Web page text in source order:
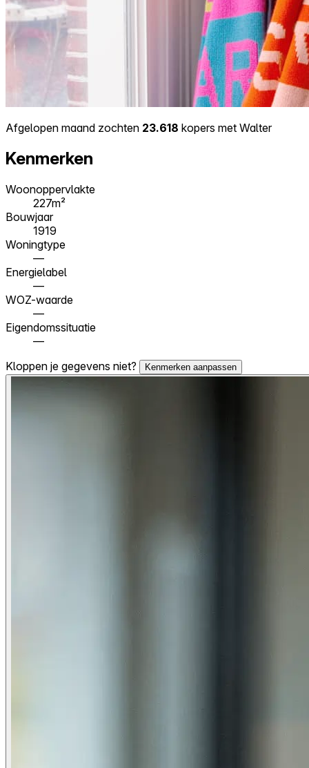
Afgelopen maand zochten 23.618 kopers met Walter
Kenmerken
Woonoppervlakte
227m²
Bouwjaar
1919
Woningtype
—
Energielabel
—
WOZ-waarde
—
Eigendomssituatie
—
Kloppen je gegevens niet?
Kenmerken aanpassen